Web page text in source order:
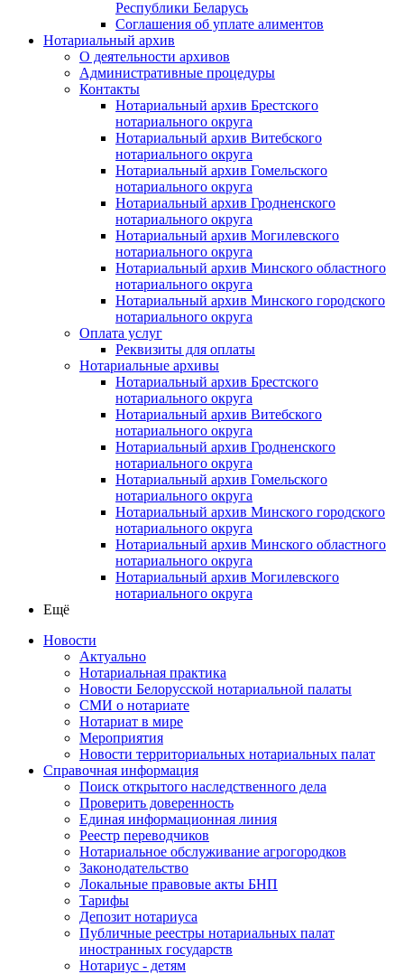
Республики Беларусь
Соглашения об уплате алиментов
Нотариальный архив
О деятельности архивов
Административные процедуры
Контакты
Нотариальный архив Брестского
нотариального округа
Нотариальный архив Витебского
нотариального округа
Нотариальный архив Гомельского
нотариального округа
Нотариальный архив Гродненского
нотариального округа
Нотариальный архив Могилевского
нотариального округа
Нотариальный архив Минского областного
нотариального округа
Нотариальный архив Минского городского
нотариального округа
Оплата услуг
Реквизиты для оплаты
Нотариальные архивы
Нотариальный архив Брестского
нотариального округа
Нотариальный архив Витебского
нотариального округа
Нотариальный архив Гродненского
нотариального округа
Нотариальный архив Гомельского
нотариального округа
Нотариальный архив Минского городского
нотариального округа
Нотариальный архив Минского областного
нотариального округа
Нотариальный архив Могилевского
нотариального округа
Ещё
Новости
Актуально
Нотариальная практика
Новости Белорусской нотариальной палаты
СМИ о нотариате
Нотариат в мире
Мероприятия
Новости территориальных нотариальных палат
Справочная информация
Поиск открытого наследственного дела
Проверить доверенность
Единая информационная линия
Реестр переводчиков
Нотариальное обслуживание агрогородков
Законодательство
Локальные правовые акты БНП
Тарифы
Депозит нотариуса
Публичные реестры нотариальных палат
иностранных государств
Нотариус - детям